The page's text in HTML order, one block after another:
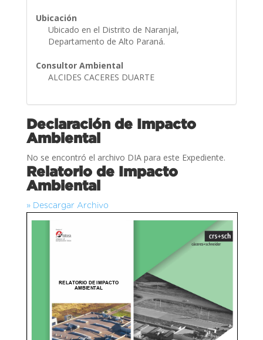
Ubicación
Ubicado en el Distrito de Naranjal,
Departamento de Alto Paraná.
Consultor Ambiental
ALCIDES CACERES DUARTE
Declaración de Impacto
Ambiental
No se encontró el archivo DIA para este Expediente.
Relatorio de Impacto
Ambiental
» Descargar Archivo